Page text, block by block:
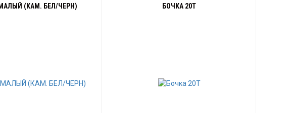
МАЛЫЙ (КАМ. БЕЛ/ЧЕРН) БОЧКА 20Т